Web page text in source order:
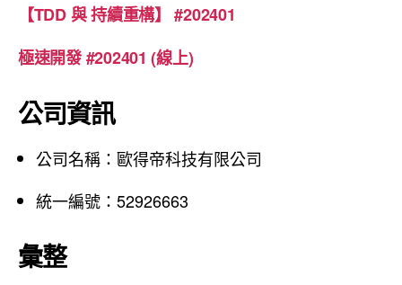
【TDD 與 持續重構】 #202401
極速開發 #202401 (線上)
公司資訊
公司名稱：歐得帝科技有限公司
統一編號：52926663
彙整